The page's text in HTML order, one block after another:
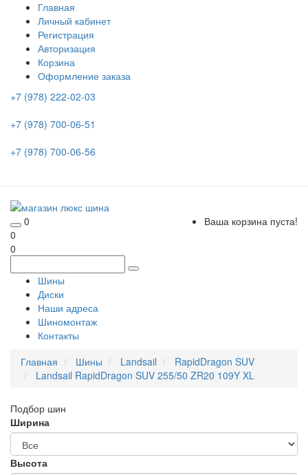
Главная
Личный кабинет
Регистрация
Авторизация
Корзина
Оформление заказа
+7 (978) 222-02-03
+7 (978) 700-06-51
+7 (978) 700-06-56
0
Ваша корзина пуста!
0
0
Шины
Диски
Наши адреса
Шиномонтаж
Контакты
Главная
Шины Landsail
RapidDragon SUV
Landsail RapidDragon SUV 255/50 ZR20 109Y XL
Подбор шин
Ширина
Высота